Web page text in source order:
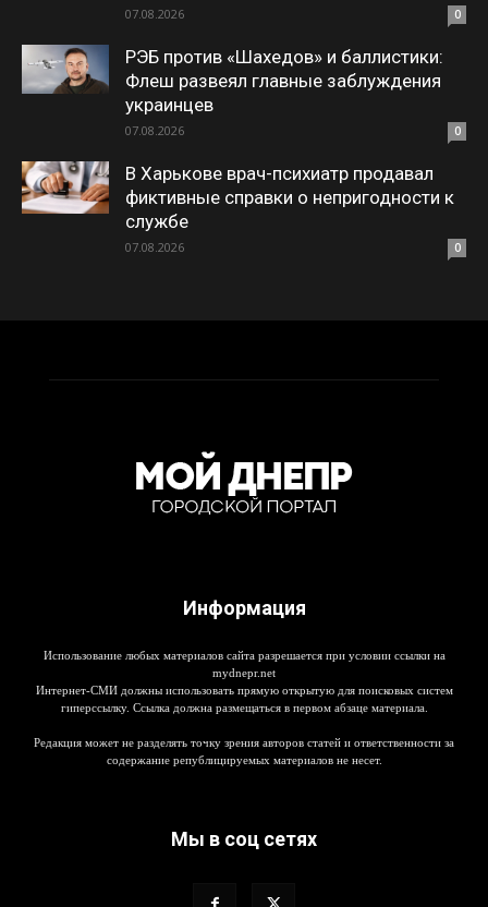
07.08.2026 0
РЭБ против «Шахедов» и баллистики:
Флеш развеял главные заблуждения
украинцев
07.08.2026 0
В Харькове врач-психиатр продавал
фиктивные справки о непригодности к
службе
07.08.2026 0
Информация
Использование любых материалов сайта разрешается при условии ссылки на
mydnepr.net
Интернет-СМИ должны использовать прямую открытую для поисковых систем
гиперссылку. Ссылка должна размещаться в первом абзаце материала.
Редакция может не разделять точку зрения авторов статей и ответственности за
содержание републицируемых материалов не несет.
Мы в соц сетях